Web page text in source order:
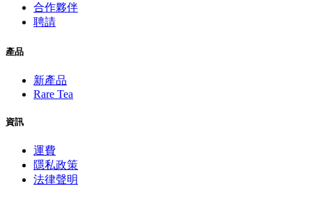
合作夥伴
聘請
產品
新產品
Rare Tea
資訊
運費
隱私政策
法律聲明